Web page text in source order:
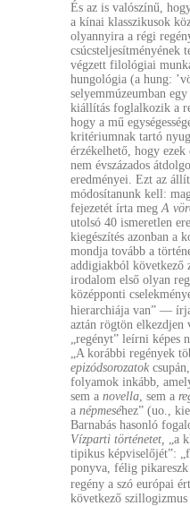
És az is valószínű,
a kínai klasszikusok
olyannyira a régi
csúcsteljesítményének
végzett filológiai
hungológia (a hung:
selyemmúzeumban
kiállítás foglalkozik a
hogy a mű
kritériumnak tartó
érzékelhető, hogy
nem évszázados
eredményei. Ezt az
módosítanunk kell:
fejezetét írta megA
utolsó 40 ismeretlen
kiegészítés azonban a
mondja tovább a
addigiakból következő
irodalom első olyan
középponti
hierarchiája van” —
aztán rögtön
„regényt” leírni képes
„A korábbi regények
epizódsorozatok
folyamok inkább,
sem a novella, sem a
a népmeséhez” (uo.,
Barnabás hasonló
Vízparti történetet, „a
tipikus képviselőjét”:
ponyva, félig
regény a szó európai
következő